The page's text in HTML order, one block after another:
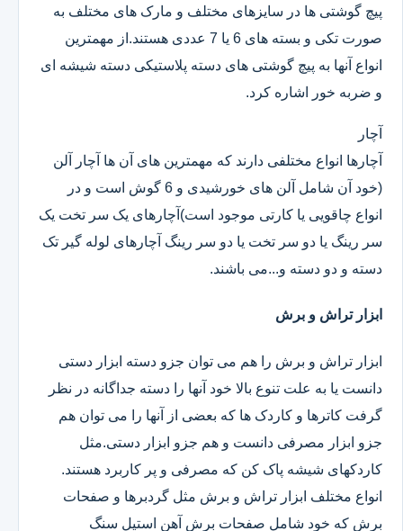
پیچ گوشتی ها در سایزهای مختلف و مارک های مختلف به
صورت تکی و بسته های 6 یا 7 عددی هستند.از مهمترین
انواع آنها به پیچ گوشتی های دسته پلاستیکی دسته شیشه ای
و ضربه خور اشاره کرد.
آچار
آچارها انواع مختلفی دارند که مهمترین های آن ها آچار آلن
(خود آن شامل آلن های خورشیدی و 6 گوش است و در
انواع چاقویی یا کارتی موجود است)آچارهای یک سر تخت یک
سر رینگ یا دو سر تخت یا دو سر رینگ آچارهای لوله گیر تک
دسته و دو دسته و...می باشند.
ابزار تراش و برش
ابزار تراش و برش را هم می توان جزو دسته ابزار دستی
دانست یا به علت تنوع بالا خود آنها را دسته جداگانه در نظر
گرفت کاترها و کاردک ها که بعضی از آنها را می توان هم
جزو ابزار مصرفی دانست و هم جزو ابزار دستی.مثل
کاردکهای شیشه پاک کن که مصرفی و پر کاربرد هستند.
انواع مختلف ابزار تراش و برش مثل گردبرها و صفحات
برش که خود شامل صفحات برش آهن استیل سنگ